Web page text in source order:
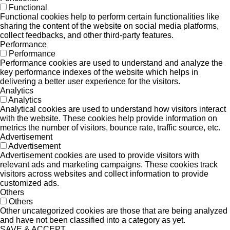
Functional
Functional cookies help to perform certain functionalities like
sharing the content of the website on social media platforms,
collect feedbacks, and other third-party features.
Performance
Performance
Performance cookies are used to understand and analyze the
key performance indexes of the website which helps in
delivering a better user experience for the visitors.
Analytics
Analytics
Analytical cookies are used to understand how visitors interact
with the website. These cookies help provide information on
metrics the number of visitors, bounce rate, traffic source, etc.
Advertisement
Advertisement
Advertisement cookies are used to provide visitors with
relevant ads and marketing campaigns. These cookies track
visitors across websites and collect information to provide
customized ads.
Others
Others
Other uncategorized cookies are those that are being analyzed
and have not been classified into a category as yet.